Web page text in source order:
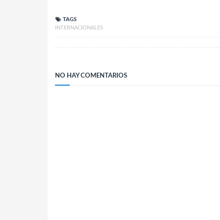
TAGS
INTERNACIONALES
NO HAY COMENTARIOS